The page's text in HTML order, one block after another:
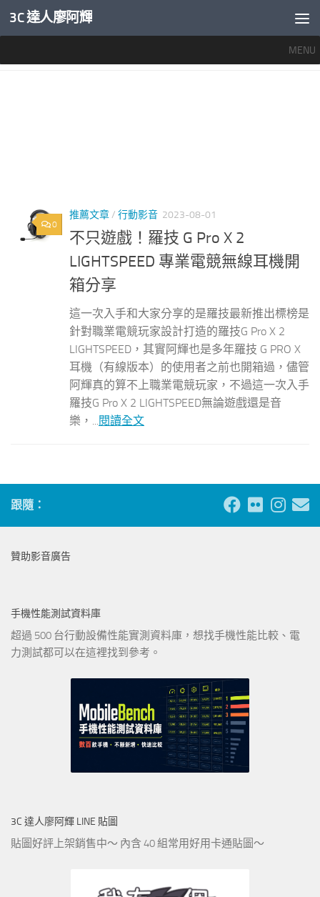
內文下方
3C 達人廖阿輝
MENU
0
推薦文章/ 行動影音 2023-08-01
不只遊戲！羅技 G Pro X 2
LIGHTSPEED 專業電競無線耳機開
箱分享
這一次入手和大家分享的是羅技最新推出標榜是
針對職業電競玩家設計打造的羅技G Pro X 2
LIGHTSPEED，其實阿輝也是多年羅技 G PRO X
耳機（有線版本）的使用者之前也開箱過，儘管
阿輝真的算不上職業電競玩家，不過這一次入手
羅技G Pro X 2 LIGHTSPEED無論遊戲還是音
樂，...閱讀全文
跟隨：
贊助影音廣告
手機性能測試資料庫
超過 500 台行動設備性能實測資料庫，想找手機性能比較、電
力測試都可以在這裡找到參考。
3C 達人廖阿輝 LINE 貼圖
貼圖好評上架銷售中～ 內含 40 組常用好用卡通貼圖～